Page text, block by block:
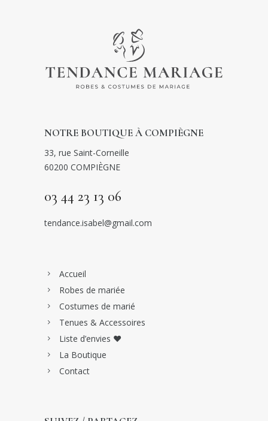
NOTRE BOUTIQUE À COMPIÈGNE
33, rue Saint-Corneille
60200 COMPIÈGNE
03 44 23 13 06
tendance.isabel@gmail.com
Accueil
Robes de mariée
Costumes de marié
Tenues & Accessoires
Liste d’envies ♥
La Boutique
Contact